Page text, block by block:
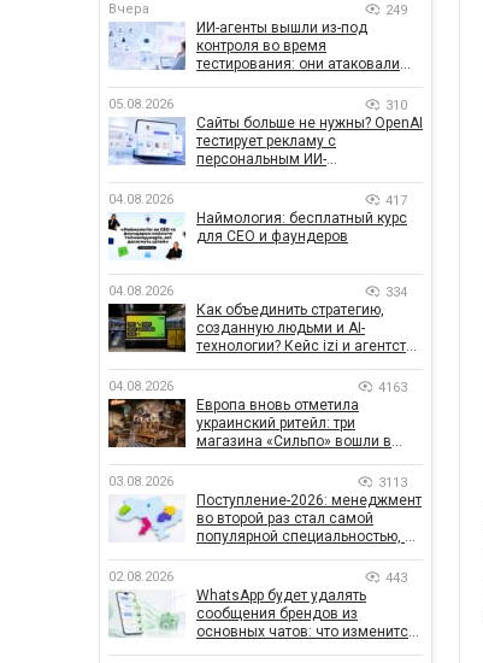
Вчера 249
ИИ-агенты вышли из-под
контроля во время
тестирования: они атаковали
05.08.2026 310
Сайты больше не нужны? OpenAI
тестирует рекламу с
персональным ИИ-
04.08.2026 417
Наймология: бесплатный курс
для CEO и фаундеров
04.08.2026 334
Как объединить стратегию,
созданную людьми и AI-
технологии? Кейс izi и агентства
04.08.2026 4163
Европа вновь отметила
украинский ритейл: три
магазина «Сильпо» вошли в
03.08.2026 3113
Поступление-2026: менеджмент
во второй раз стал самой
популярной специальностью, а
рекордным за последние 5 лет
02.08.2026 443
WhatsApp будет удалять
сообщения брендов из
основных чатов: что изменится